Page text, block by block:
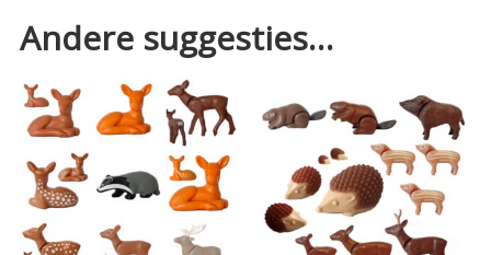
Andere suggesties…